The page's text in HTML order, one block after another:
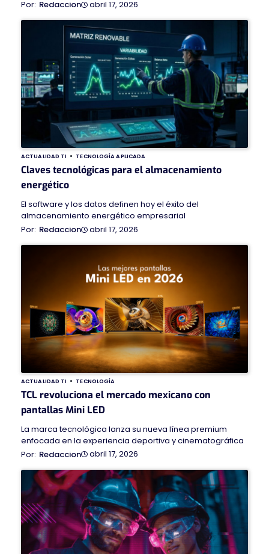
Redaccion
abril 17, 2026
ACTUALIDAD TI TECNOLOGÍA APLICADA
Claves tecnológicas para el almacenamiento
energético
El software y los datos definen hoy el éxito del
almacenamiento energético empresarial
Redaccion
abril 17, 2026
ACTUALIDAD TI TECNOLOGÍA
TCL revoluciona el mercado mexicano con
pantallas Mini LED
La marca tecnológica lanza su nueva línea premium
enfocada en la experiencia deportiva y cinematográfica
Redaccion
abril 17, 2026